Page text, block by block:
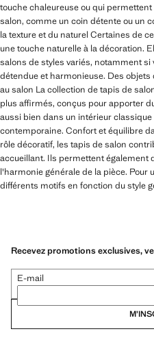
touche chaleureuse ou qui
salon, comme un coin détente ou un
la texture et du naturel Certaines de
une touche naturelle à la décoration.
salons de styles variés, notamment
détendue et harmonieuse. Des
au salon La collection de tapis de
plus affirmés, conçus pour apporter
aussi bien dans un intérieur
contemporaine. Confort et équilibre
rôle décoratif, les tapis de salon
accueillant. Ils permettent également
l'harmonie générale de la pièce. Pour
différents motifs en fonction du style
Recevez promotions exclusives,
E-mail